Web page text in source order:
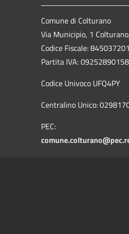
Comune di Colturano
Via Municipio, 1
Codice Fiscale:
Partita IVA: 09252890158
Codice Univoco UFQ4PY
Centralino Unico:
PEC: